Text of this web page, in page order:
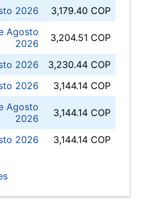
2026
3,179.40 COP
Agosto
2026
3,204.51 COP
2026
3,230.44 COP
2026
3,144.14 COP
Agosto
2026
3,144.14 COP
2026 3,144.14 COP